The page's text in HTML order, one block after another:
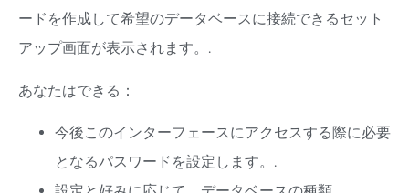
ードを作成して希望のデータベースに接続できるセット
アップ画面が表示されます。.
あなたはできる：
今後このインターフェースにアクセスする際に必要
となるパスワードを設定します。.